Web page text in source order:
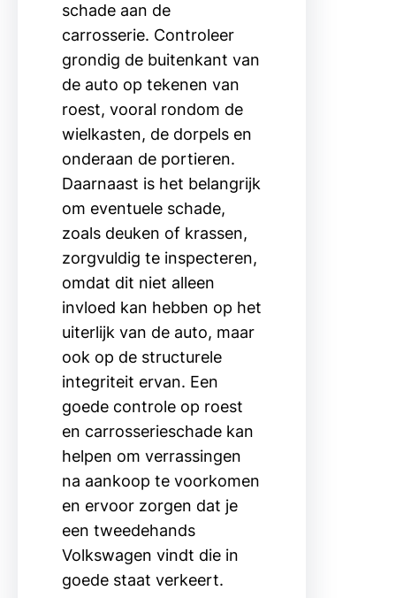
schade aan de
carrosserie. Controleer
grondig de buitenkant van
de auto op tekenen van
roest, vooral rondom de
wielkasten, de dorpels en
onderaan de portieren.
Daarnaast is het belangrijk
om eventuele schade,
zoals deuken of krassen,
zorgvuldig te inspecteren,
omdat dit niet alleen
invloed kan hebben op het
uiterlijk van de auto, maar
ook op de structurele
integriteit ervan. Een
goede controle op roest
en carrosserieschade kan
helpen om verrassingen
na aankoop te voorkomen
en ervoor zorgen dat je
een tweedehands
Volkswagen vindt die in
goede staat verkeert.